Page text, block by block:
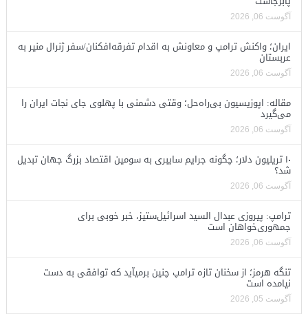
آگوست 06, 2026
ایران؛ واکنش ترامپ و معاونش به اقدام تفرقه‌افکنان/سفر ژنرال منیر به
عربستان
آگوست 06, 2026
مقاله: اپوزیسیون بی‌راه‌حل؛ وقتی دشمنی با پهلوی جای نجات ایران را
می‌گیرد
آگوست 06, 2026
۱۰ تریلیون دلار؛ چگونه جرایم سایبری به سومین اقتصاد بزرگ جهان تبدیل
شد؟
آگوست 06, 2026
ترامپ: پیروزی عبدال السید اسرائیل‌ستیز، خبر خوبی برای
جمهوری‌خواهان است
آگوست 06, 2026
تنگه هرمز؛ از سخنان تازه ترامپ چنین برمیآید که توافقی به دست
نیامده است
آگوست 05, 2026